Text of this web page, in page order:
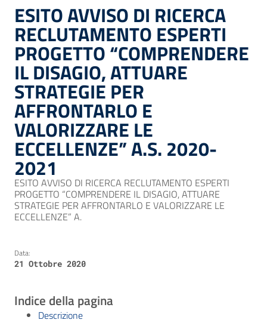
ESITO AVVISO DI RICERCA
RECLUTAMENTO ESPERTI
PROGETTO “COMPRENDERE
IL DISAGIO, ATTUARE
STRATEGIE PER
AFFRONTARLO E
VALORIZZARE LE
ECCELLENZE” A.S. 2020-
2021
ESITO AVVISO DI RICERCA RECLUTAMENTO ESPERTI
PROGETTO “COMPRENDERE IL DISAGIO, ATTUARE
STRATEGIE PER AFFRONTARLO E VALORIZZARE LE
ECCELLENZE” A.
Data:
21 Ottobre 2020
Indice della pagina
Descrizione